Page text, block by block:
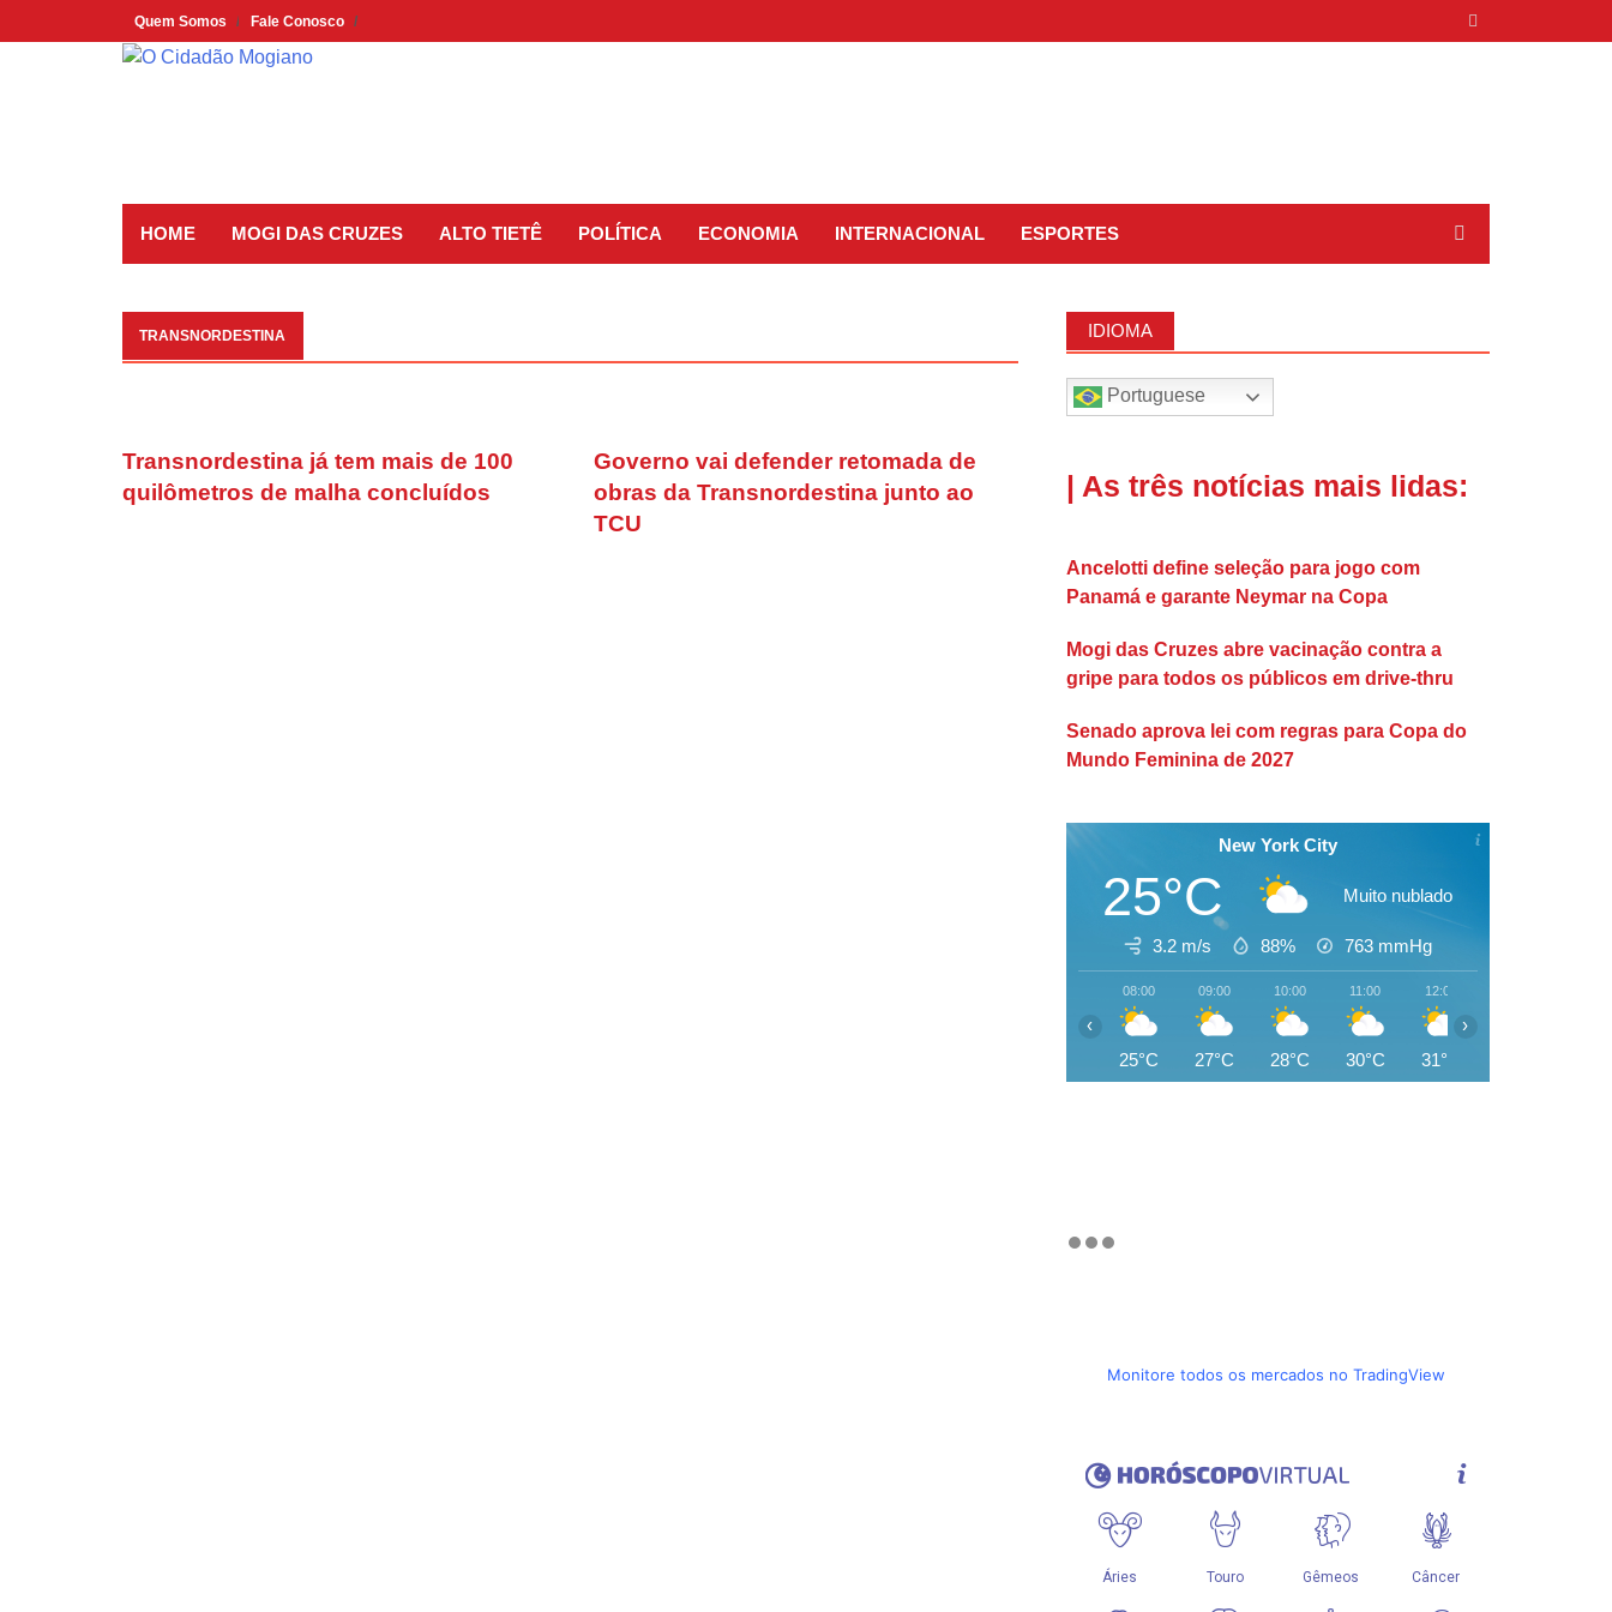
to
Quem Somos Fale Conosco
HOME MOGI DAS CRUZES ALTO TIETÊ POLÍTICA ECONOMIA INTERNACIONAL ESPORTES
TRANSNORDESTINA
Transnordestina já tem mais de 100
quilômetros de malha concluídos
Governo vai defender retomada de
obras da Transnordestina junto ao
TCU
IDIOMA
Portuguese
| As três notícias mais lidas:
Ancelotti define seleção para jogo com
Panamá e garante Neymar na Copa
Mogi das Cruzes abre vacinação contra a
gripe para todos os públicos em drive-thru
Senado aprova lei com regras para Copa do
Mundo Feminina de 2027
New York City
25°C Muito nublado
3.2 m/s 88% 763 mmHg
08:00
25°C
09:00
27°C
10:00
28°C
11:00
30°C
12:00
31°C
‹ ›
Monitore todos os mercados no TradingView